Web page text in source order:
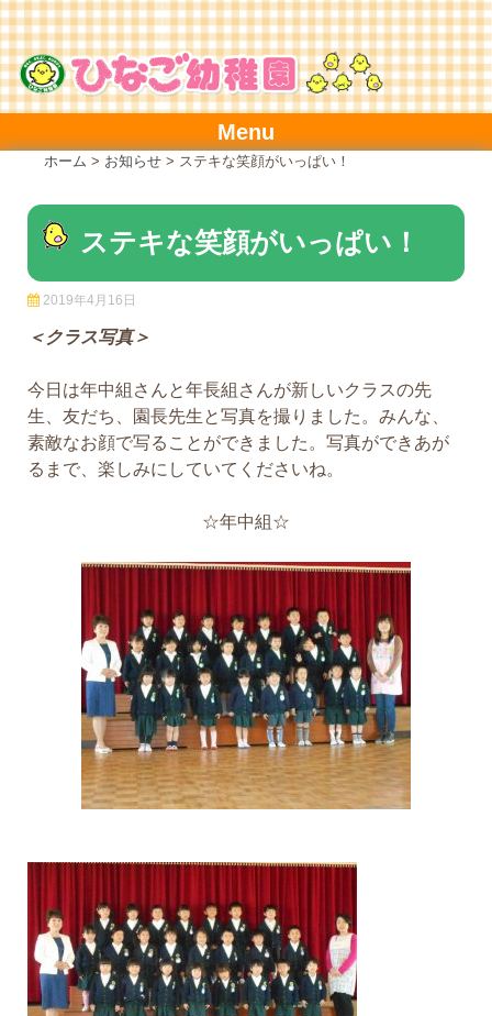
Skip
to
content
Menu
ホーム > お知らせ > ステキな笑顔がいっぱい！
ステキな笑顔がいっぱい！
2019年4月16日
＜クラス写真＞
今日は年中組さんと年長組さんが新しいクラスの先
生、友だち、園長先生と写真を撮りました。みんな、
素敵なお顔で写ることができました。写真ができあが
るまで、楽しみにしていてくださいね。
☆年中組☆